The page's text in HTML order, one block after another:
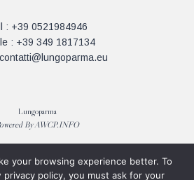
: +39 0521984946
: +39 349 1817134
Lungoparma
ByAWCP.INFO
your browsing experience better. To
policy, you must ask for your